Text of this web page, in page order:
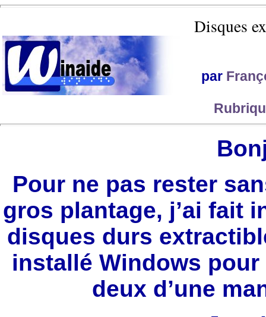
Disques
par
Pour ne pas rester
gros plantage, j’ai fait
disques durs
installé Windows
deux d’une